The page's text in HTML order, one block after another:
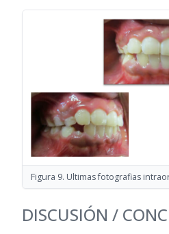
Figura 9. Ultimas fotografias
DISCUSIÓN /